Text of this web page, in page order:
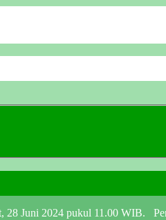
28 Juni 2024 pukul 11.00 WIB.